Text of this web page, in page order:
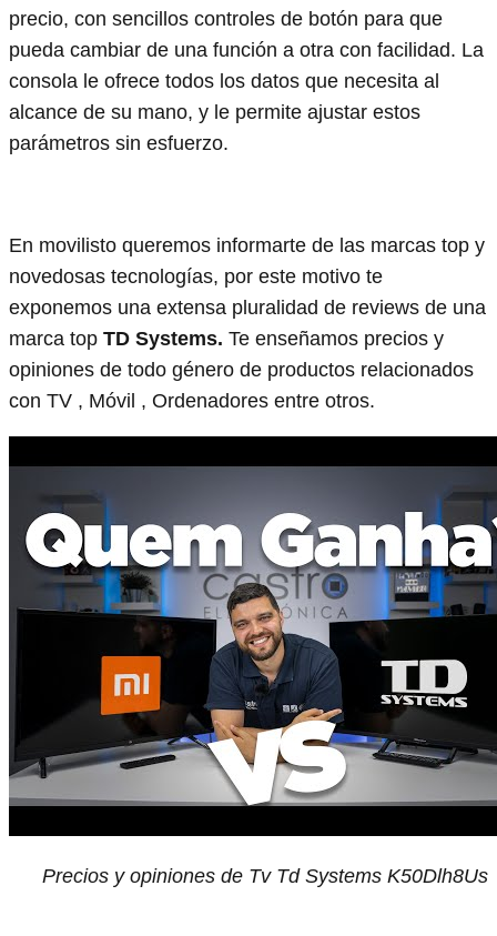
precio, con sencillos controles de botón para que
pueda cambiar de una función a otra con facilidad. La
consola le ofrece todos los datos que necesita al
alcance de su mano, y le permite ajustar estos
parámetros sin esfuerzo.
En movilisto queremos informarte de las marcas top y
novedosas tecnologías, por este motivo te
exponemos una extensa pluralidad de reviews de una
marca top TD Systems. Te enseñamos precios y
opiniones de todo género de productos relacionados
con TV , Móvil , Ordenadores entre otros.
Precios y opiniones de Tv Td Systems K50Dlh8Us